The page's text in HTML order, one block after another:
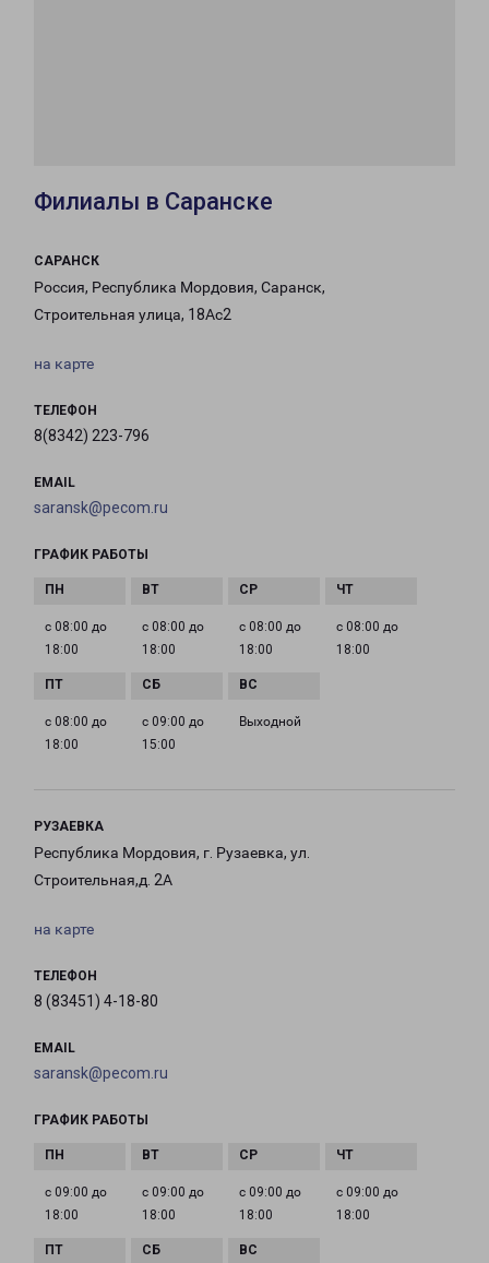
Филиалы в Саранске
САРАНСК
Россия, Республика Мордовия, Саранск,
Строительная улица, 18Ас2
на карте
ТЕЛЕФОН
8(8342) 223-796
EMAIL
saransk@pecom.ru
ГРАФИК РАБОТЫ
с 08:00 до
18:00
с 08:00 до
18:00
с 08:00 до
18:00
с 08:00 до
18:00
с 08:00 до
18:00
с 09:00 до
15:00
Выходной
РУЗАЕВКА
Республика Мордовия, г. Рузаевка, ул.
Строительная,д. 2А
на карте
ТЕЛЕФОН
8 (83451) 4-18-80
EMAIL
saransk@pecom.ru
ГРАФИК РАБОТЫ
с 09:00 до
18:00
с 09:00 до
18:00
с 09:00 до
18:00
с 09:00 до
18:00